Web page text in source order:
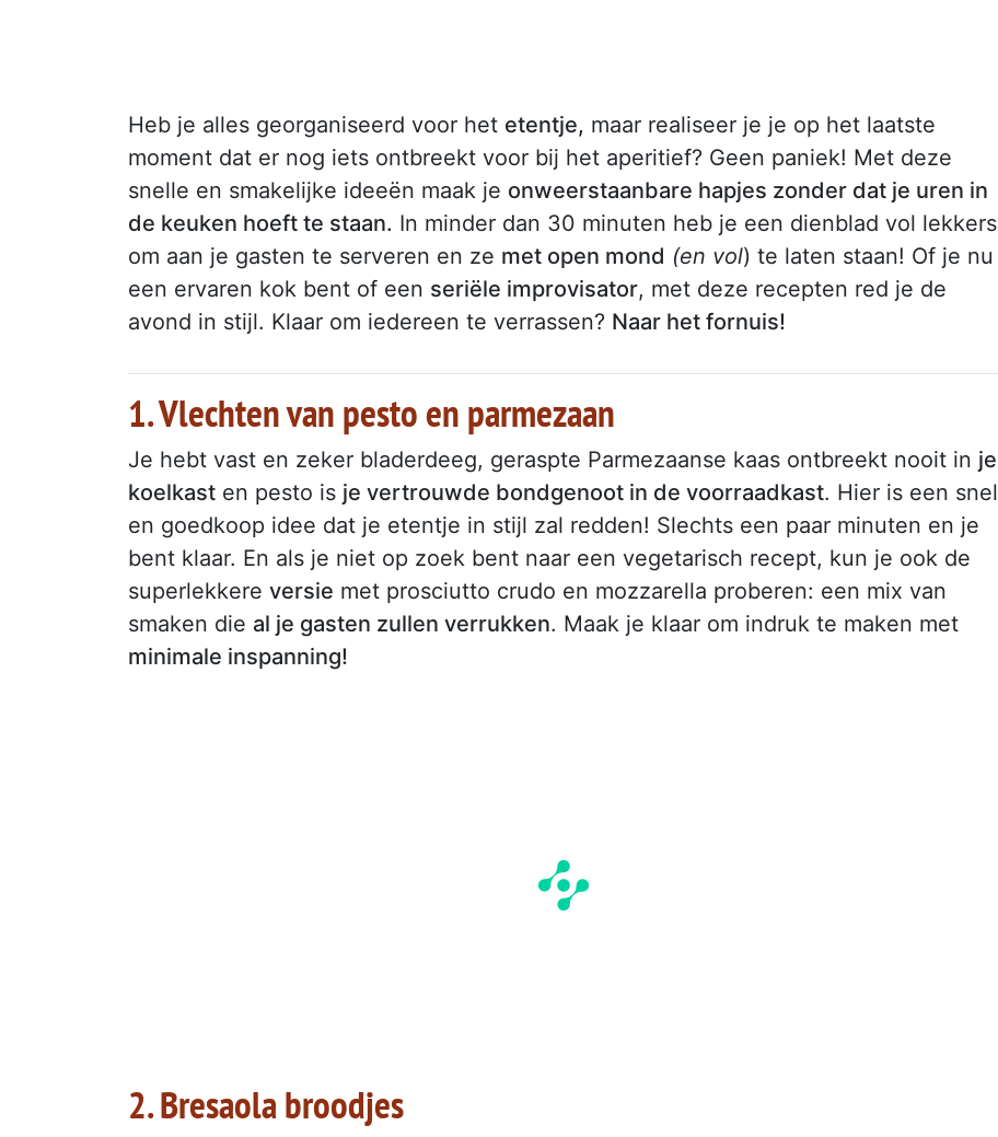
Heb je alles georganiseerd voor het etentje, maar realiseer je je op het laatste
moment dat er nog iets ontbreekt voor bij het aperitief? Geen paniek! Met deze
snelle en smakelijke ideeën maak je onweerstaanbare hapjes zonder dat je uren in
de keuken hoeft te staan. In minder dan 30 minuten heb je een dienblad vol lekkers
om aan je gasten te serveren en ze met open mond (en vol) te laten staan! Of je nu
een ervaren kok bent of een seriële improvisator, met deze recepten red je de
avond in stijl. Klaar om iedereen te verrassen? Naar het fornuis!
1. Vlechten van pesto en parmezaan
Je hebt vast en zeker bladerdeeg, geraspte Parmezaanse kaas ontbreekt nooit in je
koelkast en pesto is je vertrouwde bondgenoot in de voorraadkast. Hier is een snel
en goedkoop idee dat je etentje in stijl zal redden! Slechts een paar minuten en je
bent klaar. En als je niet op zoek bent naar een vegetarisch recept, kun je ook de
superlekkere versie met prosciutto crudo en mozzarella proberen: een mix van
smaken die al je gasten zullen verrukken. Maak je klaar om indruk te maken met
minimale inspanning!
2. Bresaola broodjes